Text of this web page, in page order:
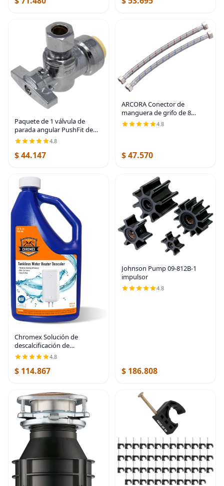
Paquete de 1 válvula de
parada angular PushFit de
1/2 pulgada nominal x 3/8
exterior Comp, válvula de
4.8
$ 44.147
ARCORA Conector de
manguera de grifo de 8
pulgadas de longitud
trenzado de acero inoxidable
4.8
$ 47.570
Chromex Solución de
descalcificación de
calentador de agua sin
tanque certificada por NSF |
Descalcificador altamente
4.8
$ 114.867
Johnson Pump 09-812B-1
impulsor
4.8
$ 186.808